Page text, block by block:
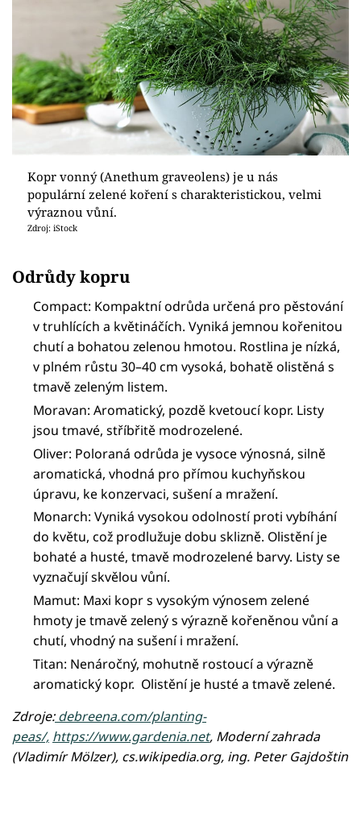
Kopr vonný (Anethum graveolens) je u nás
populární zelené koření s charakteristickou, velmi
výraznou vůní.
Zdroj: iStock
Odrůdy kopru
Compact: Kompaktní odrůda určená pro pěstování
v truhlících a květináčích. Vyniká jemnou kořenitou
chutí a bohatou zelenou hmotou. Rostlina je nízká,
v plném růstu 30–40 cm vysoká, bohatě olistěná s
tmavě zeleným listem.
Moravan: Aromatický, pozdě kvetoucí kopr. Listy
jsou tmavé, stříbřitě modrozelené.
Oliver: Poloraná odrůda je vysoce výnosná, silně
aromatická, vhodná pro přímou kuchyňskou
úpravu, ke konzervaci, sušení a mražení.
Monarch: Vyniká vysokou odolností proti vybíhání
do květu, což prodlužuje dobu sklizně. Olistění je
bohaté a husté, tmavě modrozelené barvy. Listy se
vyznačují skvělou vůní.
Mamut: Maxi kopr s vysokým výnosem zelené
hmoty je tmavě zelený s výrazně kořeněnou vůní a
chutí, vhodný na sušení i mražení.
Titan: Nenáročný, mohutně rostoucí a výrazně
aromatický kopr. Olistění je husté a tmavě zelené.
Zdroje:debreena.com/planting-
peas/, https://www.gardenia.net, Moderní zahrada
(Vladimír Mölzer), cs.wikipedia.org, ing. Peter Gajdoštin